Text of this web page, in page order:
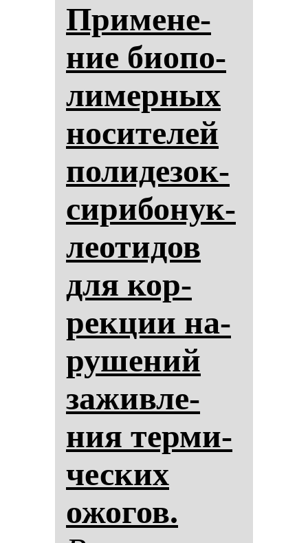
При­ме­не­
ние би­опо­
ли­мер­ных
но­си­те­лей
по­ли­де­зок­
си­ри­бо­нук­
ле­оти­дов
для кор­
рек­ции на­
ру­ше­ний
за­жив­ле­
ния тер­ми­
чес­ких
ожо­гов.